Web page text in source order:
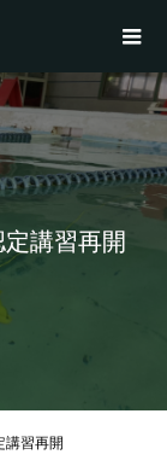
講習再開
講習再開